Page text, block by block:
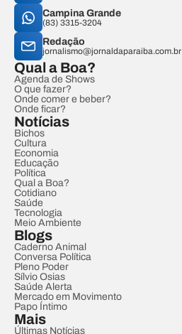
Campina Grande
(83) 3315-3204
Redação
jornalismo@jornaldaparaiba.com.br
Qual a Boa?
Agenda de Shows
O que fazer?
Onde comer e beber?
Onde ficar?
Notícias
Bichos
Cultura
Economia
Educação
Política
Qual a Boa?
Cotidiano
Saúde
Tecnologia
Meio Ambiente
Blogs
Caderno Animal
Conversa Política
Pleno Poder
Sílvio Osias
Saúde Alerta
Mercado em Movimento
Papo Íntimo
Mais
Últimas Notícias